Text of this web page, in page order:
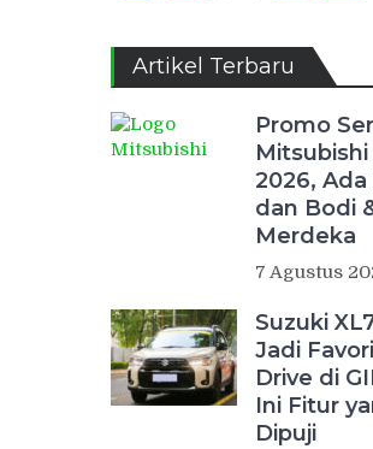
Artikel Terbaru
Promo
2026, Ada
dan Bodi
Merdeka
7 Agustus
Suzuki
Jadi
Drive di
Ini Fitur
Dipuji